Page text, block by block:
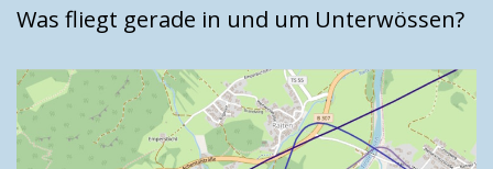
Was fliegt gerade in und um Unterwössen?